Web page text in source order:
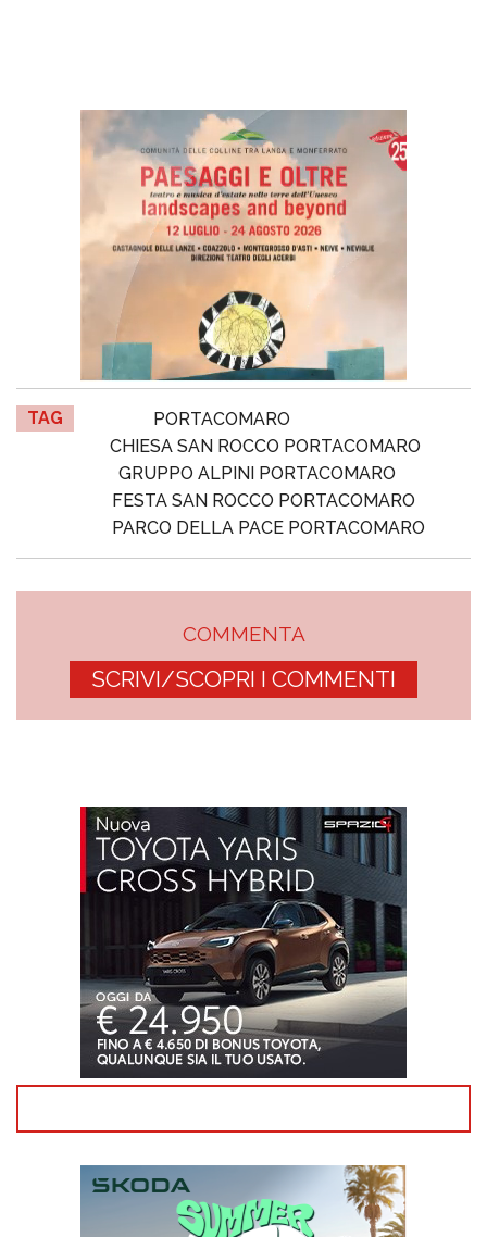
TAG
PORTACOMARO
CHIESA SAN ROCCO PORTACOMARO
GRUPPO ALPINI PORTACOMARO
FESTA SAN ROCCO PORTACOMARO
PARCO DELLA PACE PORTACOMARO
COMMENTA
SCRIVI/SCOPRI I COMMENTI